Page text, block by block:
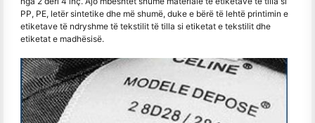
PP, PE, letër sintetike dhe më shumë, duke e bërë të lehtë printimin e
etiketave të ndryshme të tekstilit të tilla si etiketat e tekstilit dhe
etiketat e madhësisë.